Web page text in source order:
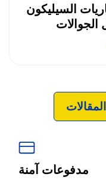
السيليكون
الجوالات
مدفوعات آمنة
‹